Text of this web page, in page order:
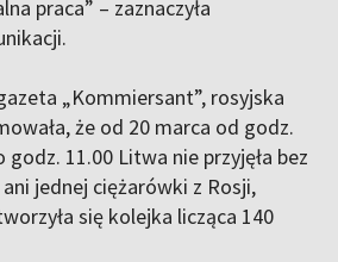
praca” – zaznaczyła
„Kommiersant”, rosyjska
że ​​od 20 marca od godz.
godz. 11.00 Litwa nie przyjęła bez
jednej ciężarówki z Rosji,
się kolejka licząca 140